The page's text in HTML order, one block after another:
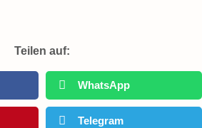
Teilen auf:
WhatsApp
Telegram